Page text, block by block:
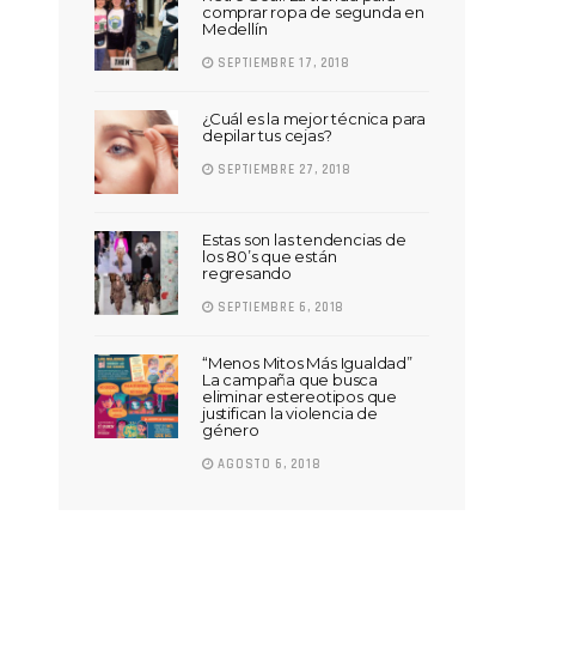
comprar ropa de segunda en
Medellín
SEPTIEMBRE 17, 2018
¿Cuál es la mejor técnica para
depilar tus cejas?
SEPTIEMBRE 27, 2018
Estas son las tendencias de
los 80’s que están
regresando
SEPTIEMBRE 6, 2018
“Menos Mitos Más Igualdad”
La campaña que busca
eliminar estereotipos que
justifican la violencia de
género
AGOSTO 6, 2018